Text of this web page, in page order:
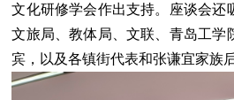
文化研修学会作出支持。座谈会还
文旅局、教体局、文联、青岛工学
宾，以及各镇街代表和张谦宜家族